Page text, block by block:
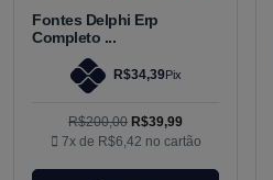
Fontes Delphi Erp
Completo ...
R$34,39Pix
R$200,00 R$39,99
7x de R$6,42 no cartão